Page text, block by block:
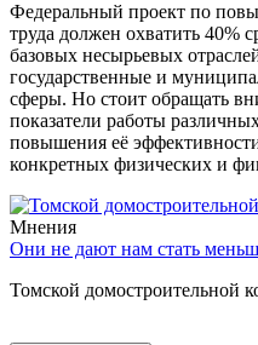
Федеральный проект по
труда должен охватить 40%
базовых несырьевых
государственные и
сферы. Но стоит обращать
показатели работы
повышения её
конкретных физических и
Мнения
Они не дают нам стать
Томской домостроительной